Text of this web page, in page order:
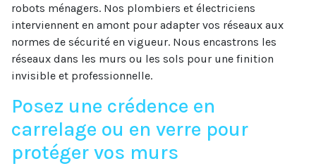
robots ménagers. Nos plombiers et électriciens
interviennent en amont pour adapter vos réseaux aux
normes de sécurité en vigueur. Nous encastrons les
réseaux dans les murs ou les sols pour une finition
invisible et professionnelle.
Posez une crédence en
carrelage ou en verre pour
protéger vos murs